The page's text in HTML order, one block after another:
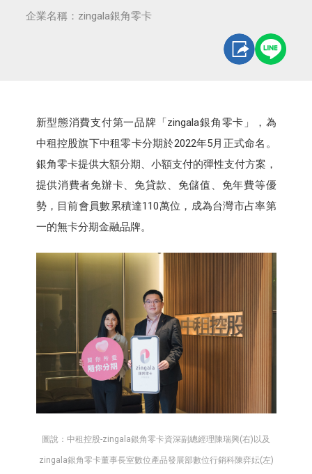
企業名稱：zingala銀角零卡
新型態消費支付第一品牌「zingala銀角零卡」，為
中租控股旗下中租零卡分期於2022年5月正式命名。
銀角零卡提供大額分期、小額支付的彈性支付方案，
提供消費者免辦卡、免貸款、免儲值、免年費等優
勢，目前會員數累積達110萬位，成為台灣市占率第
一的無卡分期金融品牌。
圖說：中租控股-zingala銀角零卡資深副總經理陳瑞興(右)以及
zingala銀角零卡董事長室數位產品發展部數位行銷科陳弈妘(左)